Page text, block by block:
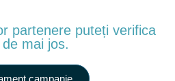
partenere puteți verifica
de mai jos.
campanie